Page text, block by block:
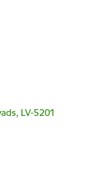
LV-5201